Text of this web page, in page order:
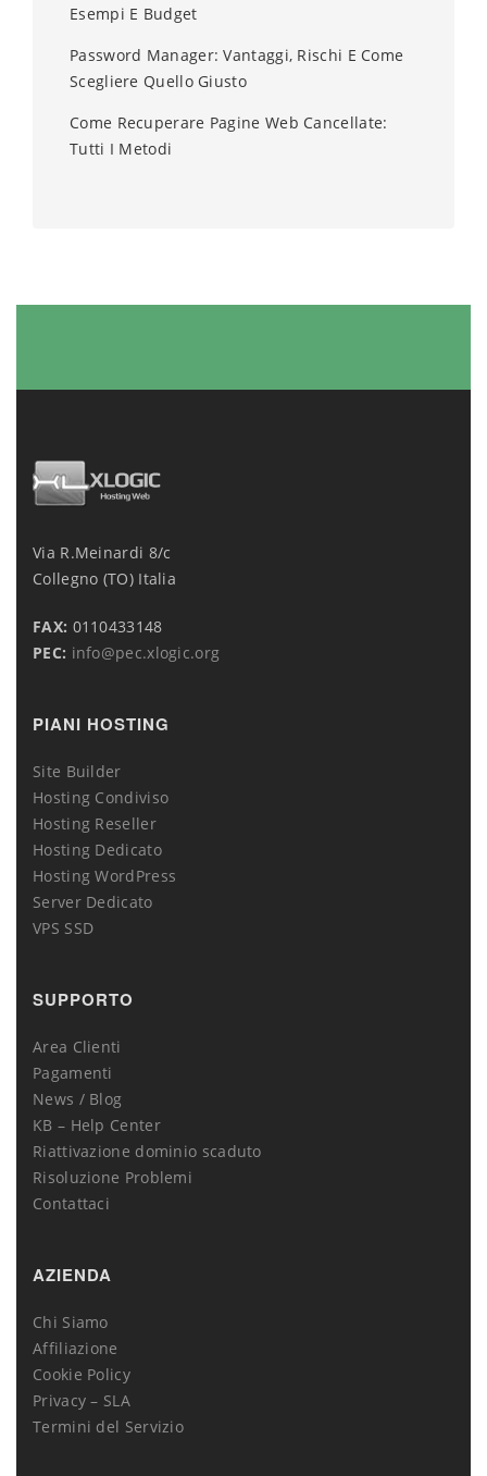
Esempi E Budget
Password Manager: Vantaggi, Rischi E Come
Scegliere Quello Giusto
Come Recuperare Pagine Web Cancellate:
Tutti I Metodi
Via R.Meinardi 8/c
Collegno (TO) Italia
FAX: 0110433148
PEC: info@pec.xlogic.org
PIANI HOSTING
Site Builder
Hosting Condiviso
Hosting Reseller
Hosting Dedicato
Hosting WordPress
Server Dedicato
VPS SSD
SUPPORTO
Area Clienti
Pagamenti
News / Blog
KB – Help Center
Riattivazione dominio scaduto
Risoluzione Problemi
Contattaci
AZIENDA
Chi Siamo
Affiliazione
Cookie Policy
Privacy – SLA
Termini del Servizio